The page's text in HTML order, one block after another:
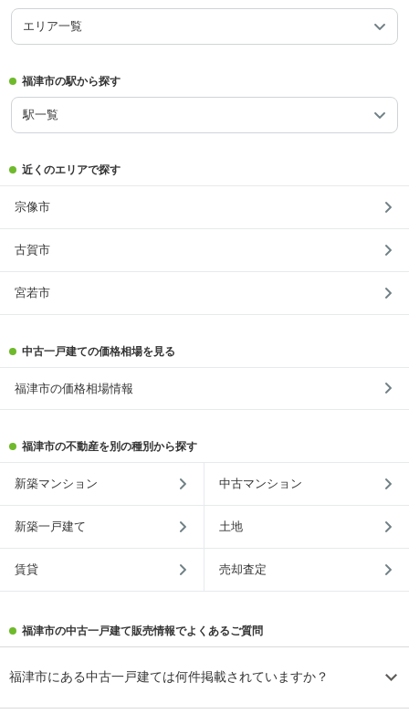
エリア一覧
福津市の駅から探す
駅一覧
近くのエリアで探す
宗像市
古賀市
宮若市
中古一戸建ての価格相場を見る
福津市の価格相場情報
福津市の不動産を別の種別から探す
新築マンション 中古マンション
新築一戸建て 土地
賃貸 売却査定
福津市の中古一戸建て販売情報でよくあるご質問
福津市にある中古一戸建ては何件掲載されていますか？